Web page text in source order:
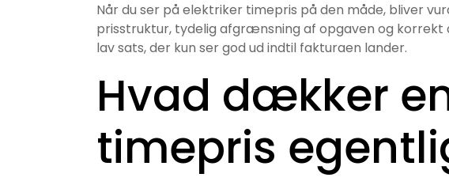
Når du ser på elektriker timepris på den måde, bliver
prisstruktur, tydelig afgrænsning af opgaven og
lav sats, der kun ser god ud indtil fakturaen lander.
Hvad dækker
timepris